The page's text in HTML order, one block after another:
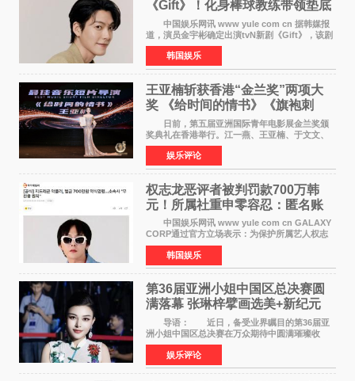
《Gift》！化身棒球教练带领垫底
球队逆袭
中国娱乐网讯 www yule com cn 据韩媒报
道，演员金宇彬确定出演tvN新剧《Gift》，该剧
预计将于下半年播出，引发观众高度期待。
本剧改编自同名网络漫画，讲述一位经历意外事
故后获得特殊
韩国娱乐
王亚楠斩获香港“金兰奖”两项大
奖 《给时间的情书》《旗袍刺
客》双双获肯定
日前，第五届亚洲国际青年电影展金兰奖颁
奖典礼在香港举行。江一燕、王亚楠、于文文、
李东学等知名演员出席活动。著名演员、导演王
亚楠凭借音乐故事片《给时间的情书》和院线电
影《旗袍刺客》
娱乐评论
权志龙恶评者被判罚款700万韩
元！所属社重申零容忍：匿名账
号也难逃刑责
中国娱乐网讯 www yule com cn GALAXY
CORP通过官方立场表示：为保护所属艺人权志
龙的名誉和权益，将持续对网络上发生的名誉损
害、散布虚假事实、侮辱、恶意诽谤等行为采取
法律应对措施。
韩国娱乐
第36届亚洲小姐中国区总决赛圆
满落幕 张琳梓擘画选美+新纪元
导语： 近日，备受业界瞩目的第36届亚
洲小姐中国区总决赛在万众期待中圆满璀璨收
官。整场盛典汇聚万千芳华，不仅完成了新一届
美丽代言人的加冕选拔，更在行业发展层面带来
颠覆性突破。活动
娱乐评论